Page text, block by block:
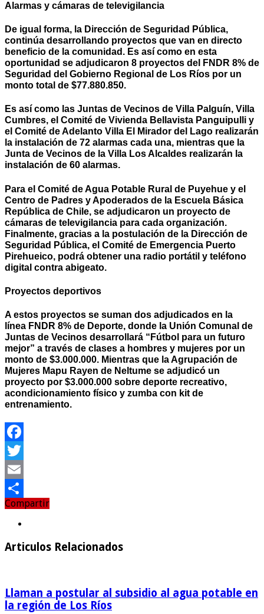
Alarmas y cámaras de televigilancia
De igual forma, la Dirección de Seguridad Pública,
continúa desarrollando proyectos que van en directo
beneficio de la comunidad. Es así como en esta
oportunidad se adjudicaron 8 proyectos del FNDR 8% de
Seguridad del Gobierno Regional de Los Ríos por un
monto total de $77.880.850.
Es así como las Juntas de Vecinos de Villa Palguín, Villa
Cumbres, el Comité de Vivienda Bellavista Panguipulli y
el Comité de Adelanto Villa El Mirador del Lago realizarán
la instalación de 72 alarmas cada una, mientras que la
Junta de Vecinos de la Villa Los Alcaldes realizarán la
instalación de 60 alarmas.
Para el Comité de Agua Potable Rural de Puyehue y el
Centro de Padres y Apoderados de la Escuela Básica
República de Chile, se adjudicaron un proyecto de
cámaras de televigilancia para cada organización.
Finalmente, gracias a la postulación de la Dirección de
Seguridad Pública, el Comité de Emergencia Puerto
Pirehueico, podrá obtener una radio portátil y teléfono
digital contra abigeato.
Proyectos deportivos
A estos proyectos se suman dos adjudicados en la
línea FNDR 8% de Deporte, donde la Unión Comunal de
Juntas de Vecinos desarrollará “Fútbol para un futuro
mejor” a través de clases a hombres y mujeres por un
monto de $3.000.000. Mientras que la Agrupación de
Mujeres Mapu Rayen de Neltume se adjudicó un
proyecto por $3.000.000 sobre deporte recreativo,
acondicionamiento físico y zumba con kit de
entrenamiento.
Facebook
Twitter
Email
Compartir
Compartir
Articulos Relacionados
Llaman a postular al subsidio al agua potable en
la región de Los Ríos